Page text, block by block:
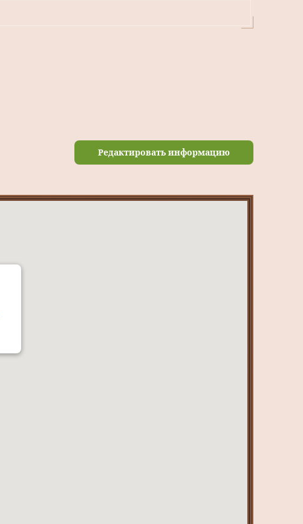
Редактировать информацию